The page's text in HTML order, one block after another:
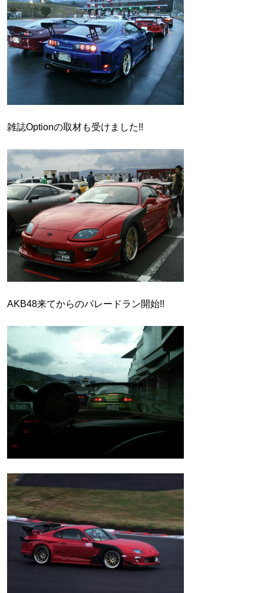
雑誌Optionの取材も受けました!!
AKB48来てからのパレードラン開始!!